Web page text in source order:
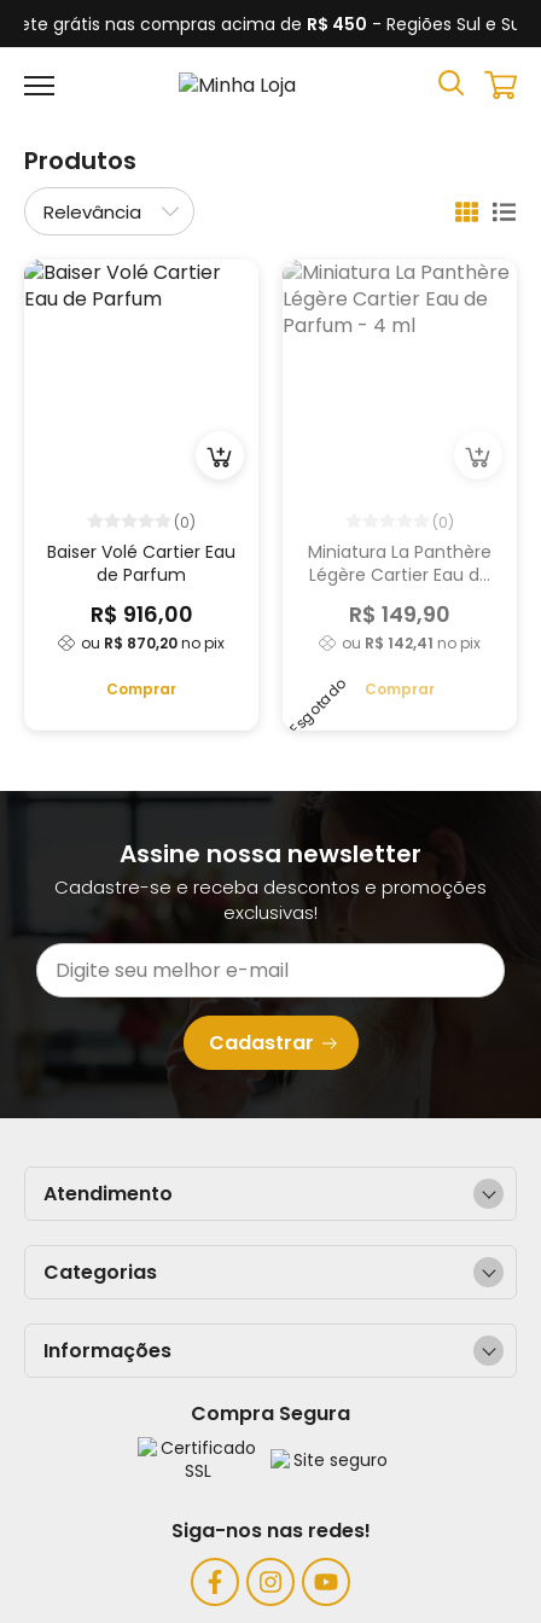
Frete grátis nas compras acima de R$ 450 - Regiões Sul e
Produtos
(0)
Baiser Volé Cartier Eau
de Parfum
R$ 916,00
ou R$ 870,20no pix
Comprar
(0)
Miniatura La Panthère
Légère Cartier Eau de
R$ 149,90
ou R$ 142,41 no pix
Comprar
Esgotado
Assine nossa newsletter
Cadastre-se e receba descontos e promoções
exclusivas!
Cadastrar
Categorias
Informações
Compra Segura
Atendimento
Siga-nos nas redes!